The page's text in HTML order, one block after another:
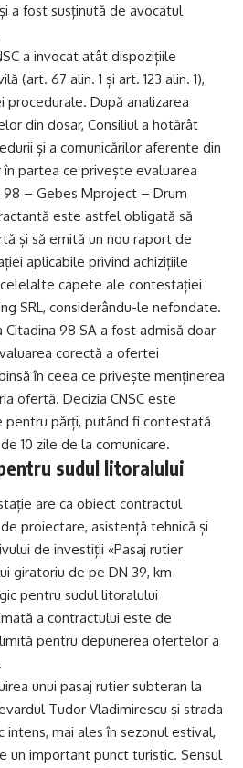
a fost susținută de avocatul
a invocat atât dispozițiile
(art. 67 alin. 1 și art. 123 alin. 1),
procedurale. După analizarea
din dosar, Consiliul a hotărât
și a comunicărilor aferente din
în partea ce privește evaluarea
– Gebes Mproject – Drum
este astfel obligată să
și să emită un nou raport de
aplicabile privind achizițiile
celelalte capete ale contestației
SRL, considerându-le nefondate.
98 SA a fost admisă doar
corectă a ofertei
în ceea ce privește menținerea
ofertă. Decizia CNSC este
părți, putând fi contestată
10 zile de la comunicare.
sudul litoralului
are ca obiect contractul
proiectare, asistență tehnică și
de investiții «Pasaj rutier
giratoriu de pe DN 39, km
pentru sudul litoralului
a contractului este de
pentru depunerea ofertelor a
unui pasaj rutier subteran la
Tudor Vladimirescu și strada
intens, mai ales în sezonul estival,
un important punct turistic. Sensul